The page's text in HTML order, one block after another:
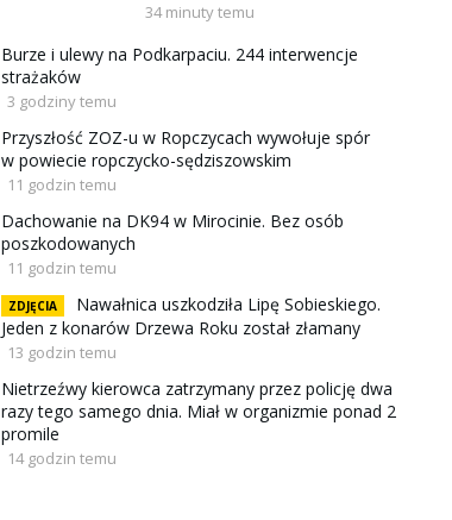
34 minuty temu
Burze i ulewy na Podkarpaciu. 244 interwencje
strażaków
3 godziny temu
Przyszłość ZOZ-u w Ropczycach wywołuje spór
w powiecie ropczycko-sędziszowskim
11 godzin temu
Dachowanie na DK94 w Mirocinie. Bez osób
poszkodowanych
11 godzin temu
ZDJĘCIA
Nawałnica uszkodziła Lipę Sobieskiego.
Jeden z konarów Drzewa Roku został złamany
13 godzin temu
Nietrzeźwy kierowca zatrzymany przez policję dwa
razy tego samego dnia. Miał w organizmie ponad 2
promile
14 godzin temu